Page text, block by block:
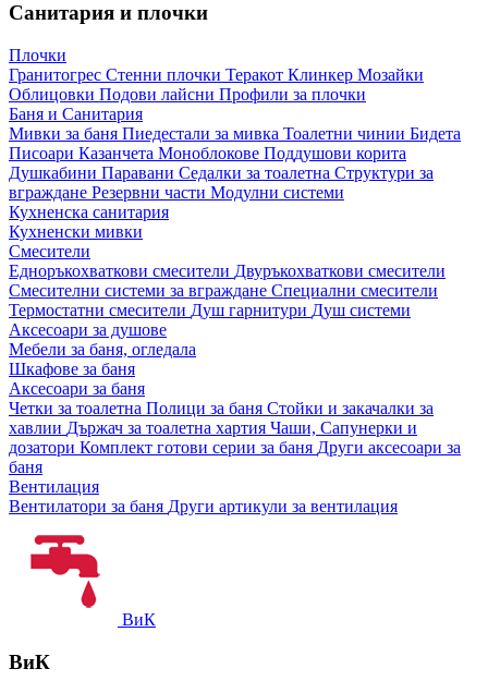
Санитария и плочки
Плочки
Гранитогрес Стенни плочки Теракот Клинкер Мозайки
Облицовки Подови лайсни Профили за плочки
Баня и Санитария
Мивки за баня Пиедестали за мивка Тоалетни чинии Бидета
Писоари Казанчета Моноблокове Поддушови корита
Душкабини Паравани Седалки за тоалетна Структури за
вграждане Резервни части Модулни системи
Кухненска санитария
Кухненски мивки
Смесители
Едноръкохваткови смесители Двуръкохваткови смесители
Смесителни системи за вграждане Специални смесители
Термостатни смесители Душ гарнитури Душ системи
Аксесоари за душове
Мебели за баня, огледала
Шкафове за баня
Аксесоари за баня
Четки за тоалетна Полици за баня Стойки и закачалки за
хавлии Държач за тоалетна хартия Чаши, Сапунерки и
дозатори Комплект готови серии за баня Други аксесоари за
баня
Вентилация
Вентилатори за баня Други артикули за вентилация
ВиК
ВиК